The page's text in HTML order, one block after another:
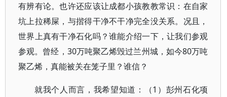
有辨有论。也许还应该让成都小孩教教常识：在自家
坑上拉稀屎，与揩得干净不干净完全没关系。况且，
世界上真有干净石化吗？谁能介绍一下，让我们参观
参观。曾经，30万吨聚乙烯毁过兰州城，如今80万吨
聚乙烯，真能被关在笼子里？谁信？
就我个人而言，我希望知道：（1）彭州石化项